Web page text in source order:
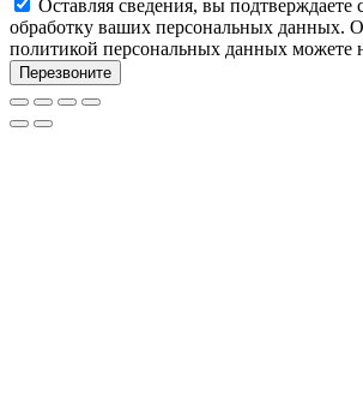
Оставляя сведения, вы подтверждаете
обработку ваших персональных данных.
политикой персональных данных можете
Перезвоните